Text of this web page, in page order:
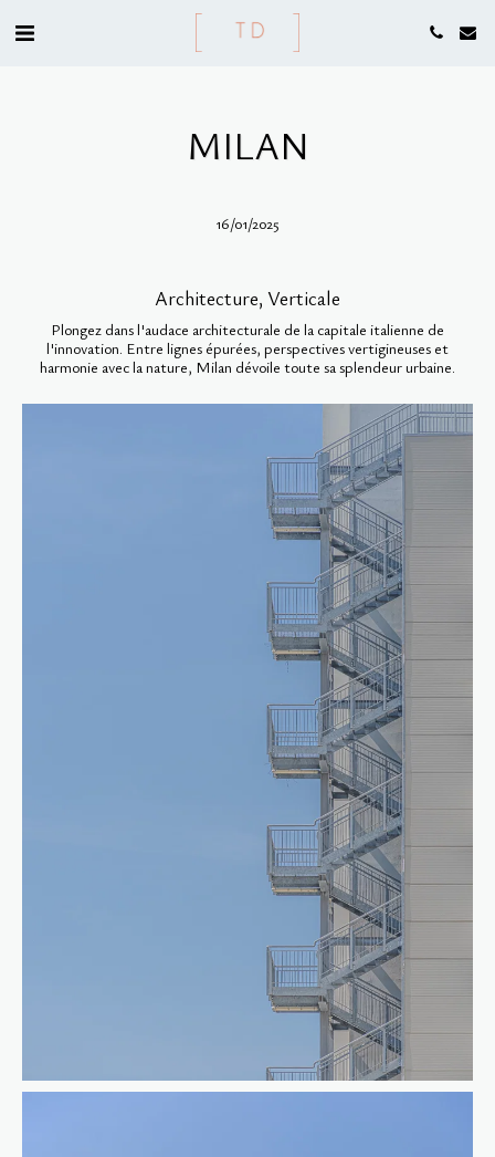
MILAN
16/01/2025
Architecture, Verticale
Plongez dans l'audace architecturale de la capitale italienne de
l'innovation. Entre lignes épurées, perspectives vertigineuses et
harmonie avec la nature, Milan dévoile toute sa splendeur urbaine.